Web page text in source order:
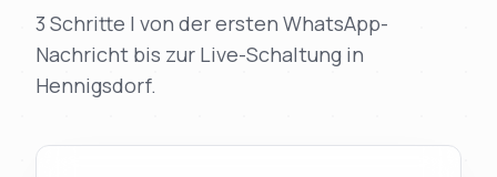
3 Schritte | von der ersten WhatsApp-
Nachricht bis zur Live-Schaltung in
Hennigsdorf.